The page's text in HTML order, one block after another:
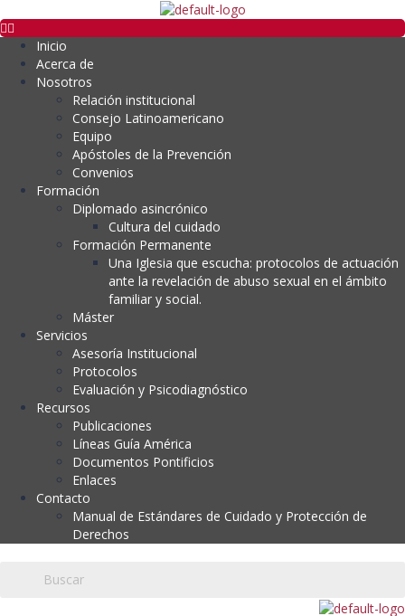
Inicio
Acerca de
Nosotros
Relación institucional
Consejo Latinoamericano
Equipo
Apóstoles de la Prevención
Convenios
Formación
Diplomado asincrónico
Cultura del cuidado
Formación Permanente
Una Iglesia que escucha: protocolos de actuación
ante la revelación de abuso sexual en el ámbito
familiar y social.
Máster
Servicios
Asesoría Institucional
Protocolos
Evaluación y Psicodiagnóstico
Recursos
Publicaciones
Líneas Guía América
Documentos Pontificios
Enlaces
Contacto
Manual de Estándares de Cuidado y Protección de
Derechos